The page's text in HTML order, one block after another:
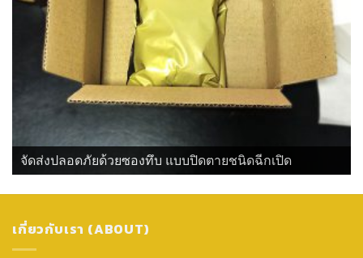
จัดส่งปลอดภัยด้วยซองทึบ แบบปิดตายชนิดฉีกเปิด
เกี่ยวกับเรา (ABOUT)